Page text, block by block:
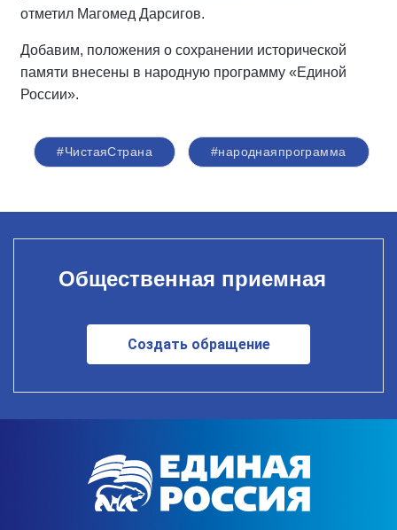
отметил Магомед Дарсигов.
Добавим, положения о сохранении исторической
памяти внесены в народную программу «Единой
России».
#ЧистаяСтрана #народнаяпрограмма
Общественная приемная
Создать обращение